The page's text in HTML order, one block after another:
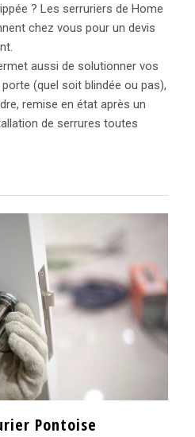
? Les serruriers de Home
chez vous pour un devis
aussi de solutionner vos
(quel soit blindée ou pas),
remise en état après un
de serrures toutes
Pontoise